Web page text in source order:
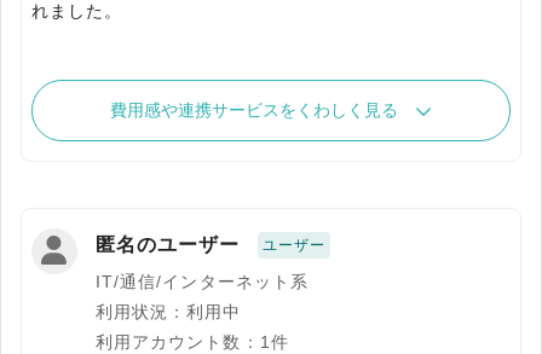
れました。
費用感や連携サービスをくわしく見る
匿名のユーザー ユーザー
IT/通信/インターネット系
利用状況：利用中
利用アカウント数：1件